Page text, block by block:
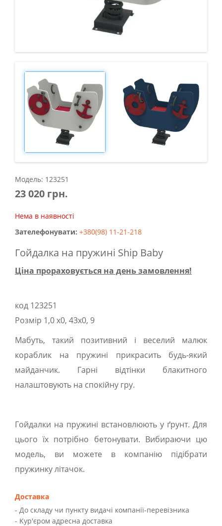
Модель: 123251
23 020 грн.
Нема в наявності
Зателефонувати: +380(98) 11-21-218
Гойдалка на пружині Ship Baby
Ціна прораховується на день замовлення!
код 123251
Розмір 1,0 х0, 43х0, 9
Мабуть, такий позитивний і веселий малюк
кораблик на пружині прикрасить будь-який
майданчик. Гарні відтінки блакитного
налаштовують на спокійну гру.
Гойдалки на пружині встановлюють у ґрунт. Для
цього їх потрібно бетонувати. Вибираючи цю
модель, ви можете в компанію підібрати
пружинку літачок.
Доставка
- До складу чи пункту видачі компанії-перевізника
- Kур'єром адресна доставка